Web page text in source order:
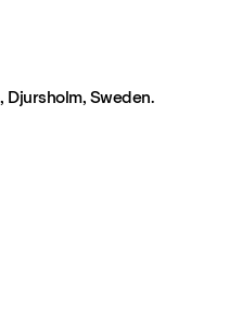
Sweden.